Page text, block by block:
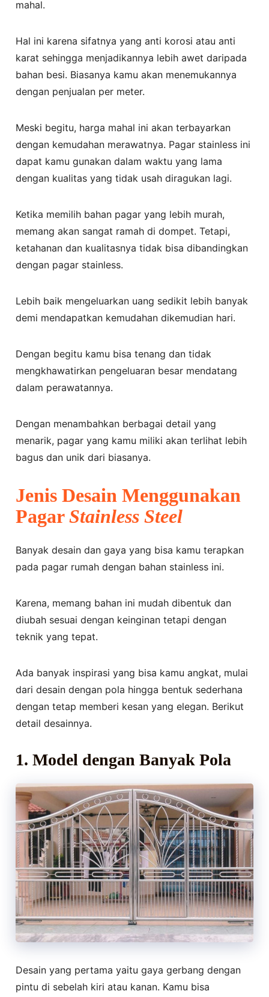
mahal.
Hal ini karena sifatnya yang anti korosi atau anti
karat sehingga menjadikannya lebih awet daripada
bahan besi. Biasanya kamu akan menemukannya
dengan penjualan per meter.
Meski begitu, harga mahal ini akan terbayarkan
dengan kemudahan merawatnya. Pagar stainless ini
dapat kamu gunakan dalam waktu yang lama
dengan kualitas yang tidak usah diragukan lagi.
Ketika memilih bahan pagar yang lebih murah,
memang akan sangat ramah di dompet. Tetapi,
ketahanan dan kualitasnya tidak bisa dibandingkan
dengan pagar stainless.
Lebih baik mengeluarkan uang sedikit lebih banyak
demi mendapatkan kemudahan dikemudian hari.
Dengan begitu kamu bisa tenang dan tidak
mengkhawatirkan pengeluaran besar mendatang
dalam perawatannya.
Dengan menambahkan berbagai detail yang
menarik, pagar yang kamu miliki akan terlihat lebih
bagus dan unik dari biasanya.
JenisDesainMenggunakan
PagarStainless Steel
Banyak desain dan gaya yang bisa kamu terapkan
pada pagar rumah dengan bahan stainless ini.
Karena, memang bahan ini mudah dibentuk dan
diubah sesuai dengan keinginan tetapi dengan
teknik yang tepat.
Ada banyak inspirasi yang bisa kamu angkat, mulai
dari desain dengan pola hingga bentuk sederhana
dengan tetap memberi kesan yang elegan. Berikut
detail desainnya.
1.Model dengan Banyak Pola
Desain yang pertama yaitu gaya gerbang dengan
pintu di sebelah kiri atau kanan. Kamu bisa